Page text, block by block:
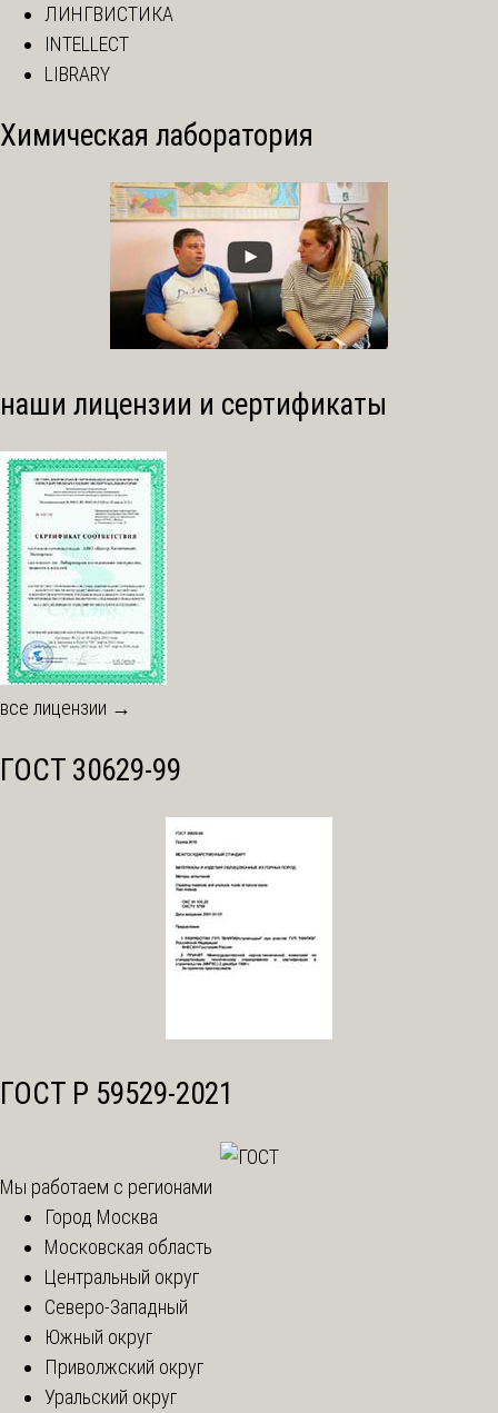
ЛИНГВИСТИКА
INTELLECT
LIBRARY
Химическая лаборатория
наши лицензии и сертификаты
все лицензии →
ГОСТ 30629-99
ГОСТ Р 59529-2021
Мы работаем с регионами
Город Москва
Московская область
Центральный округ
Северо-Западный
Южный округ
Приволжский округ
Уральский округ